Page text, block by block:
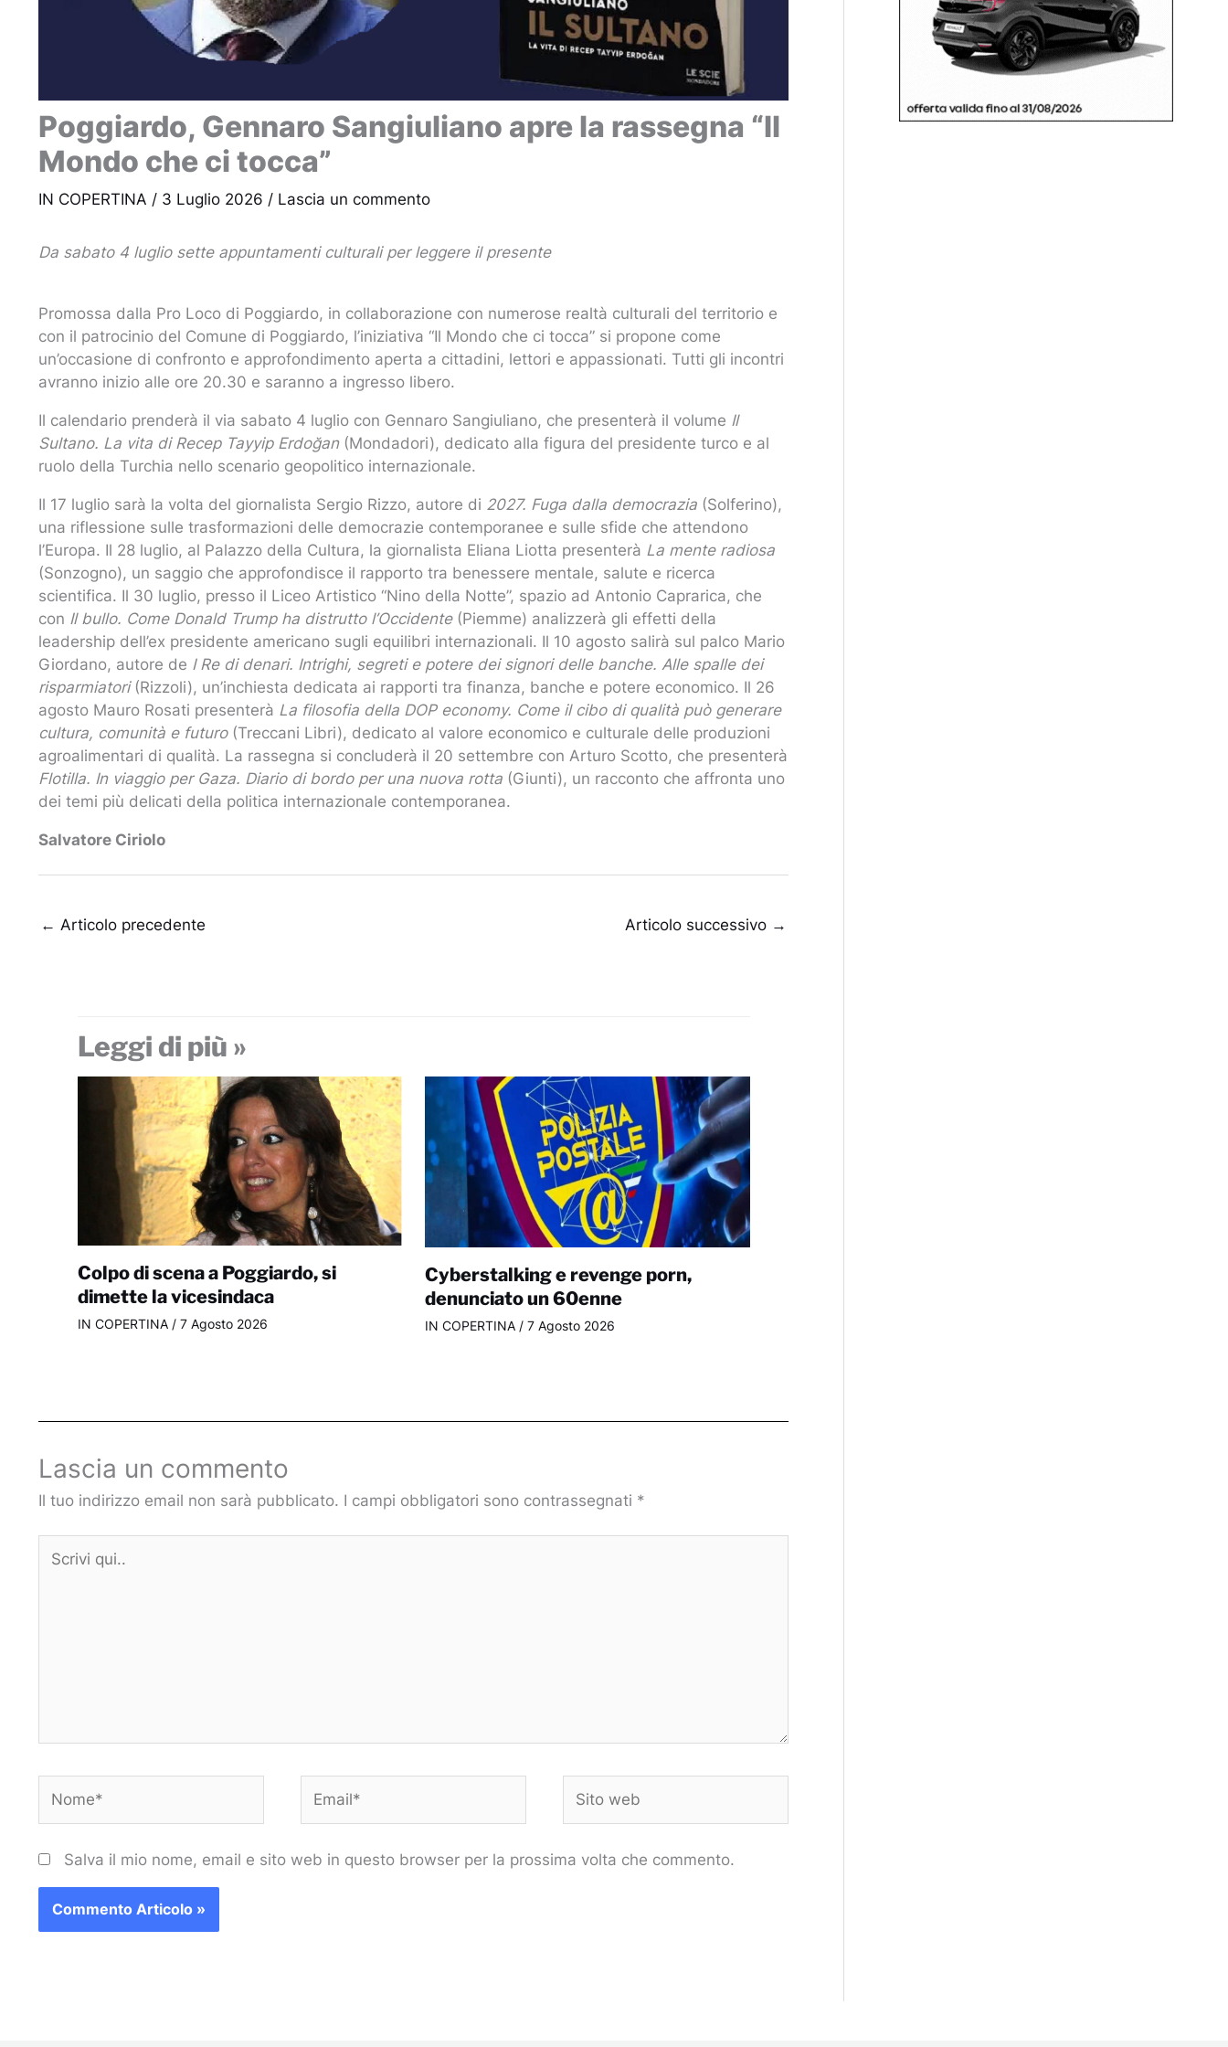
Poggiardo, Gennaro Sangiuliano apre la rassegna “Il
Mondo che ci tocca”
IN COPERTINA / 3 Luglio 2026 / Lascia un commento
Da sabato 4 luglio sette appuntamenti culturali per leggere il presente
Promossa dalla Pro Loco di Poggiardo, in collaborazione con numerose realtà culturali del territorio e
con il patrocinio del Comune di Poggiardo, l’iniziativa “Il Mondo che ci tocca” si propone come
un’occasione di confronto e approfondimento aperta a cittadini, lettori e appassionati. Tutti gli incontri
avranno inizio alle ore 20.30 e saranno a ingresso libero.
Il calendario prenderà il via sabato 4 luglio con Gennaro Sangiuliano, che presenterà il volume Il
Sultano. La vita di Recep Tayyip Erdoğan(Mondadori), dedicato alla figura del presidente turco e al
ruolo della Turchia nello scenario geopolitico internazionale.
Il 17 luglio sarà la volta del giornalista Sergio Rizzo, autore di 2027. Fuga dalla democrazia (Solferino),
una riflessione sulle trasformazioni delle democrazie contemporanee e sulle sfide che attendono
l’Europa. Il 28 luglio, al Palazzo della Cultura, la giornalista Eliana Liotta presenterà La mente radiosa
(Sonzogno), un saggio che approfondisce il rapporto tra benessere mentale, salute e ricerca
scientifica. Il 30 luglio, presso il Liceo Artistico “Nino della Notte”, spazio ad Antonio Caprarica, che
con Il bullo. Come Donald Trump ha distrutto l’Occidente(Piemme) analizzerà gli effetti della
leadership dell’ex presidente americano sugli equilibri internazionali. Il 10 agosto salirà sul palco Mario
Giordano, autore de I Re di denari. Intrighi, segreti e potere dei signori delle banche. Alle spalle dei
risparmiatori(Rizzoli), un’inchiesta dedicata ai rapporti tra finanza, banche e potere economico. Il 26
agosto Mauro Rosati presenterà La filosofia della DOP economy. Come il cibo di qualità può generare
cultura, comunità e futuro(Treccani Libri), dedicato al valore economico e culturale delle produzioni
agroalimentari di qualità. La rassegna si concluderà il 20 settembre con Arturo Scotto, che presenterà
Flotilla. In viaggio per Gaza. Diario di bordo per una nuova rotta (Giunti), un racconto che affronta uno
dei temi più delicati della politica internazionale contemporanea.
Salvatore Ciriolo
← Articolo precedente Articolo successivo →
Leggi di più »
Colpo di scena a Poggiardo, si
dimette la vicesindaca
IN COPERTINA/ 7 Agosto 2026
Cyberstalking e revenge porn,
denunciato un 60enne
IN COPERTINA / 7 Agosto 2026
Lascia un commento
Il tuo indirizzo email non sarà pubblicato. I campi obbligatori sono contrassegnati *
qui..
web
Salva il mio nome, email e sito web in questo browser per la prossima volta che commento.